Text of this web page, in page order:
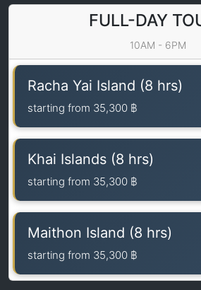
FULL-DAY
10AM - 6PM
Racha Yai Island (8 hrs)
starting from 35,300 ฿
Khai Islands (8 hrs)
starting from 35,300 ฿
Maithon Island (8 hrs)
starting from 35,300 ฿